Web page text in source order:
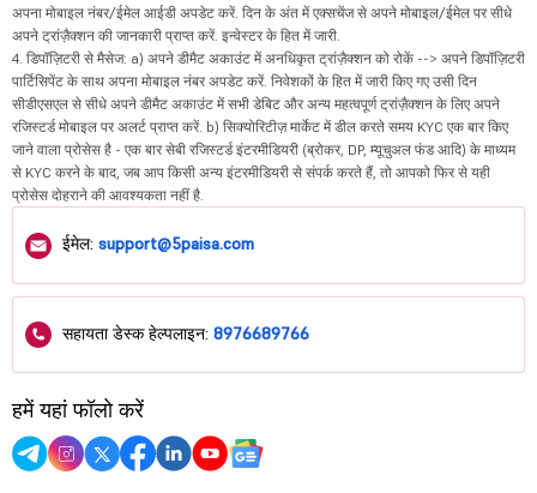
अपना मोबाइल नंबर/ईमेल आईडी अपडेट करें. दिन के अंत में एक्सचेंज से अपने मोबाइल/ईमेल पर सीधे
अपने ट्रांज़ैक्शन की जानकारी प्राप्त करें. इन्वेस्टर के हित में जारी.
4. डिपॉज़िटरी से मैसेज: a) अपने डीमैट अकाउंट में अनधिकृत ट्रांज़ैक्शन को रोकें --> अपने डिपॉज़िटरी
पार्टिसिपेंट के साथ अपना मोबाइल नंबर अपडेट करें. निवेशकों के हित में जारी किए गए उसी दिन
सीडीएसएल से सीधे अपने डीमैट अकाउंट में सभी डेबिट और अन्य महत्वपूर्ण ट्रांज़ैक्शन के लिए अपने
रजिस्टर्ड मोबाइल पर अलर्ट प्राप्त करें. b) सिक्योरिटीज़ मार्केट में डील करते समय KYC एक बार किए
जाने वाला प्रोसेस है - एक बार सेबी रजिस्टर्ड इंटरमीडियरी (ब्रोकर, DP, म्यूचुअल फंड आदि) के माध्यम
से KYC करने के बाद, जब आप किसी अन्य इंटरमीडियरी से संपर्क करते हैं, तो आपको फिर से यही
प्रोसेस दोहराने की आवश्यकता नहीं है.
ईमेल: support@5paisa.com
सहायता डेस्क हेल्पलाइन: 8976689766
हमें यहां फॉलो करें